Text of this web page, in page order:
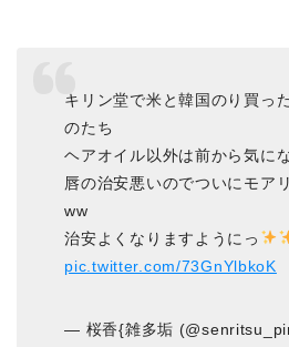
キリン堂で米と韓国のり買っ
のたち
ヘアオイル以外は前から気に
唇の治安悪いのでついにモア
ww
治安よくなりますようにっ
pic.twitter.com/73GnYlbkoK
— 桜香{雑多垢